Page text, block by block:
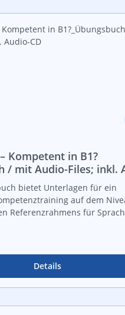
Kompetent in B1?
/ mit Audio-Files; inkl.
bietet Unterlagen für ein
auf dem
Referenzrahmens für
definiert die
werden. Die verlangten
bzw. Gehörtes
gewisse Texte
Details